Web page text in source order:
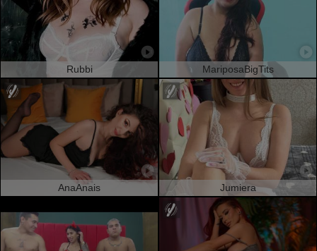
Rubbi MariposaBigTits
AnaAnais Jumiera